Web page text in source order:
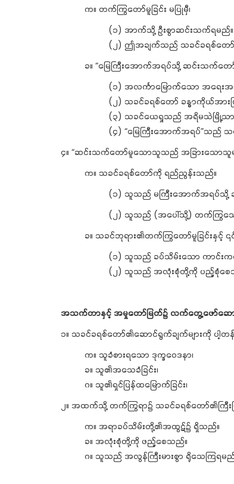
က။ တက်ကြွတော်မူခြင်း မပြုမှီ၊
(၁) အာက်သို့ ဦးစွာဆင်းသက်ရမည်။
(၂) ဤအချက်သည် သခင်ခရစ်တေ
ခ။ “မြေကြီးအောက်အရပ်သို့ ဆင်းသက်တ
(၁) အလင်္ကာမြောက်သော အရေးအ
(၂) သခင်ခရစ်တော် ခန္ဓာကိုယ်အ
(၃) သခင်ယေရှုသည် အရိမသဲမြို့သား
(၄) “မြေကြီးအောက်အရပ်”သည် သ
၄။ “ဆင်းသက်တော်မူသောသူသည် အခြားသောသူ
က။ သခင်ခရစ်တော်ကို ရည်ညွန်းသည်။
(၁) သူသည် မကြီးအောက်အရပ်သို့
(၂) သူသည် (အပေါ်သို့) တက်ကြွသ
ခ။ သခင်ဘုရား၏တက်ကြွတော်မူခြင်းနှင့်
(၁) သူသည် ခပ်သိမ်းသော ကာင်း
(၂) သူသည် အလုံးစုံတို့ကို ပည့်စုံစေ
အသက်တာနှင့် အမှုတော်မြတ်၌ လက်တွေ့ဖော်ဆော
၁။ သခင်ခရစ်တော်၏ဆောင်ရွက်ချက်များကို ပါ့တ
က။ သူခံစားရသော ဒုက္ခဝေဒနာ၊
ခ။ သူ၏အသေခံခြင်း၊
ဂ။ သူ၏ရှင်ပြန်ထမြောက်ခြင်း၊
၂။ အထက်သို့ တက်ကြွရာ၌ သခင်ခရစ်တော်၏ကြီးမ
က။ အရာခပ်သိမ်းတို့၏အထွဋ်၌ ရှိသည်။
ခ။ အလုံးစုံတို့ကို ဖည့်စေသည်။
ဂ။ သူသည် အလွန်ကြီးမားစွာ ရိုသေကြရမည်